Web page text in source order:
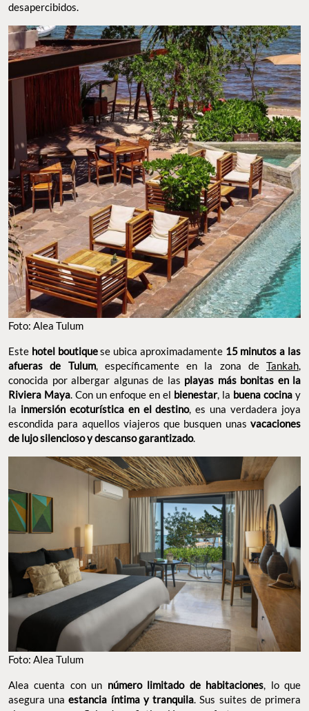
desapercibidos.
Foto: Alea Tulum
Este hotel boutiquese ubica aproximadamente 15 minutos a las
afueras de Tulum, específicamente en la zona de Tankah,
conocida por albergar algunas de las playas más bonitas en la
Riviera Maya. Con un enfoque en el bienestar, la buena cocina y
la inmersión ecoturística en el destino, es una verdadera joya
escondida para aquellos viajeros que busquen unas vacaciones
de lujo silencioso y descanso garantizado.
Foto: Alea Tulum
Alea cuenta con un número limitado de habitaciones, lo que
asegura una estancia íntima y tranquila. Sus suites de primera